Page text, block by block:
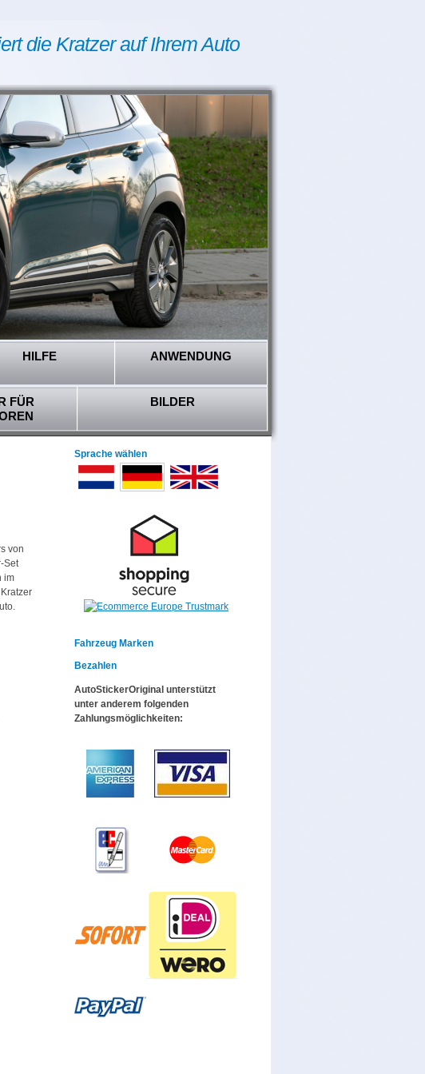
die Kratzer auf Ihrem Auto
HILFE ANWENDUNG
FÜR
BILDER
von
Set
im
Sprache wählen
Fahrzeug Marken
Bezahlen
AutoStickerOriginal unterstützt
unter anderem folgenden
Zahlungsmöglichkeiten: